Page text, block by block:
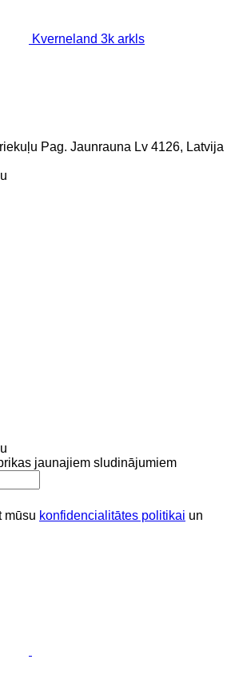
Kverneland 3k arkls
Pag. Jaunrauna Lv 4126, Latvija
jaunajiem sludinājumiem
mūsu konfidencialitātes politikai un